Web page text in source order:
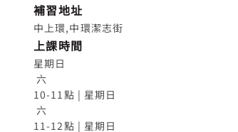
補習地址
中上環,中環潔志街
上課時間
星期日
六
10-11點 | 星期日
六
11-12點 | 星期日